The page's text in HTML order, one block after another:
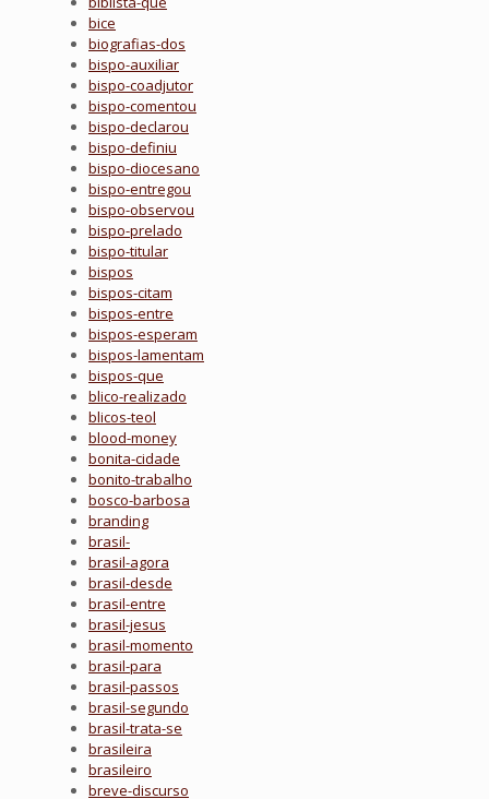
bice
biografias-dos
bispo-auxiliar
bispo-coadjutor
bispo-comentou
bispo-declarou
bispo-definiu
bispo-diocesano
bispo-entregou
bispo-observou
bispo-prelado
bispo-titular
bispos
bispos-citam
bispos-entre
bispos-esperam
bispos-lamentam
bispos-que
blico-realizado
blicos-teol
blood-money
bonita-cidade
bonito-trabalho
bosco-barbosa
branding
brasil-
brasil-agora
brasil-desde
brasil-entre
brasil-jesus
brasil-momento
brasil-para
brasil-passos
brasil-segundo
brasil-trata-se
brasileira
brasileiro
breve-discurso